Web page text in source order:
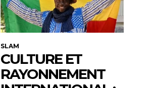
SLAM
CULTURE ET
RAYONNEMENT